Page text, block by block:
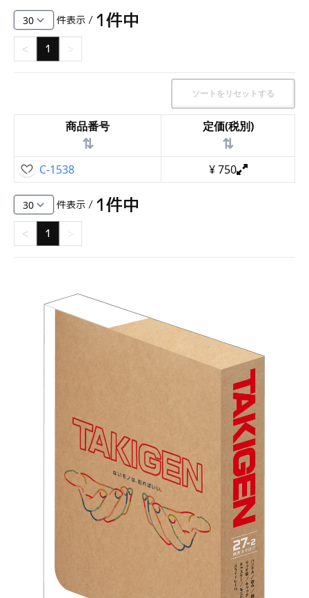
K・KC
断熱・ライト・ラック
FD・FE
件表示 / 1件中
< 1 >
ソートをリセットする
商品番号
⇅
定価(税別)
⇅
C-1538 ¥750
件表示 / 1件中
< 1 >